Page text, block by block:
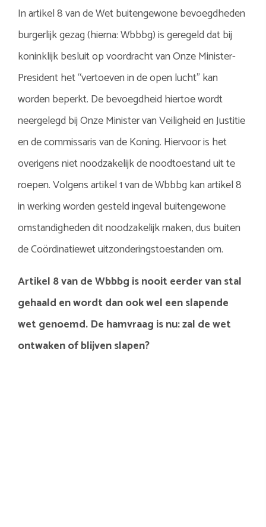
In artikel 8 van de Wet buitengewone bevoegdheden
burgerlijk gezag (hierna: Wbbbg) is geregeld dat bij
koninklijk besluit op voordracht van Onze Minister-
President het “vertoeven in de open lucht” kan
worden beperkt. De bevoegdheid hiertoe wordt
neergelegd bij Onze Minister van Veiligheid en Justitie
en de commissaris van de Koning. Hiervoor is het
overigens niet noodzakelijk de noodtoestand uit te
roepen. Volgens artikel 1 van de Wbbbg kan artikel 8
in werking worden gesteld ingeval buitengewone
omstandigheden dit noodzakelijk maken, dus buiten
de Coördinatiewet uitzonderingstoestanden om.
Artikel 8 van de Wbbbg is nooit eerder van stal
gehaald en wordt dan ook wel een slapende
wet genoemd. De hamvraag is nu: zal de wet
ontwaken of blijven slapen?